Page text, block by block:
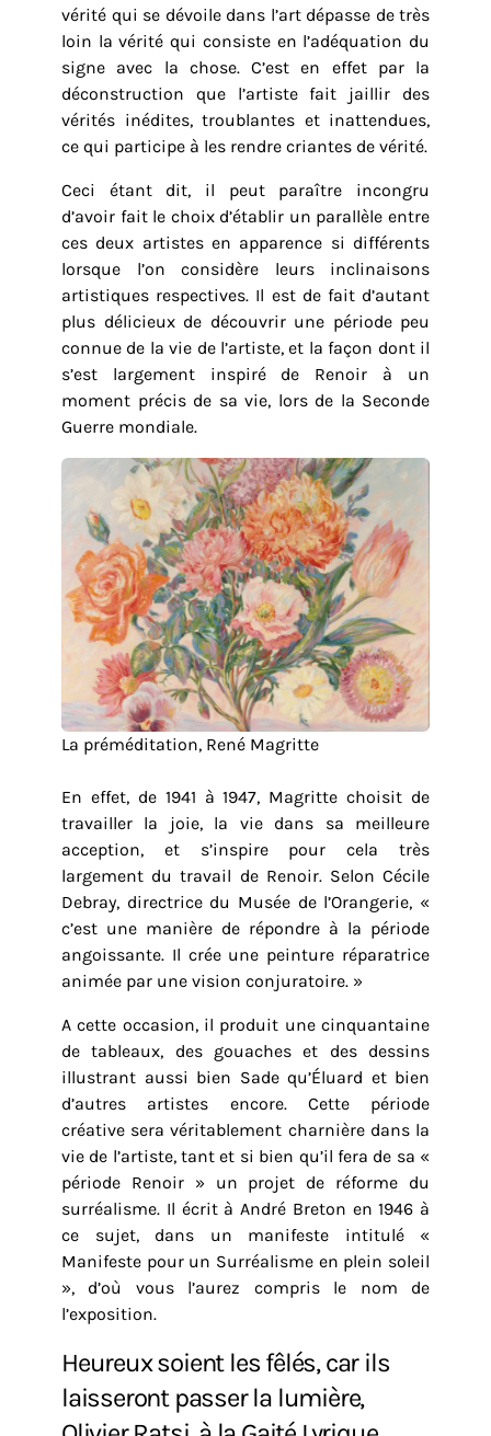
vérité qui se dévoile dans l’art dépasse de très
loin la vérité qui consiste en l’adéquation du
signe avec la chose. C’est en effet par la
déconstruction que l’artiste fait jaillir des
vérités inédites, troublantes et inattendues,
ce qui participe à les rendre criantes de vérité.
Ceci étant dit, il peut paraître incongru
d’avoir fait le choix d’établir un parallèle entre
ces deux artistes en apparence si différents
lorsque l’on considère leurs inclinaisons
artistiques respectives. Il est de fait d’autant
plus délicieux de découvrir une période peu
connue de la vie de l’artiste, et la façon dont il
s’est largement inspiré de Renoir à un
moment précis de sa vie, lors de la Seconde
Guerre mondiale.
La préméditation, René Magritte
En effet, de 1941 à 1947, Magritte choisit de
travailler la joie, la vie dans sa meilleure
acception, et s’inspire pour cela très
largement du travail de Renoir. Selon Cécile
Debray, directrice du Musée de l’Orangerie, «
c’est une manière de répondre à la période
angoissante. Il crée une peinture réparatrice
animée par une vision conjuratoire. »
A cette occasion, il produit une cinquantaine
de tableaux, des gouaches et des dessins
illustrant aussi bien Sade qu’Éluard et bien
d’autres artistes encore. Cette période
créative sera véritablement charnière dans la
vie de l’artiste, tant et si bien qu’il fera de sa «
période Renoir » un projet de réforme du
surréalisme. Il écrit à André Breton en 1946 à
ce sujet, dans un manifeste intitulé «
Manifeste pour un Surréalisme en plein soleil
», d’où vous l’aurez compris le nom de
l’exposition.
Heureux soient les fêlés, car ils
laisseront passer la lumière,